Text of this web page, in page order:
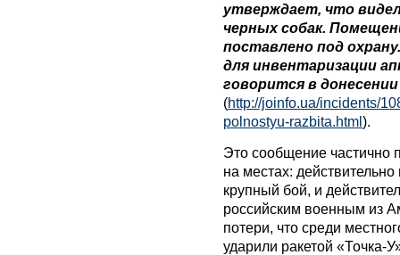
утверждает, что
черных собак.
поставлено под
для инвентаризации
говорится в
(http://joinfo.ua/incidents/
polnostyu-razbita.html).
Это сообщение частично
на местах:
крупный бой, и
российским военным из
потери, что среди
ударили ракетой «Точка-